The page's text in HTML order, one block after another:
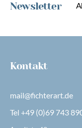
Newsletter
Kontakt
mail@fichterart.de
Tel +49 (0)69 743